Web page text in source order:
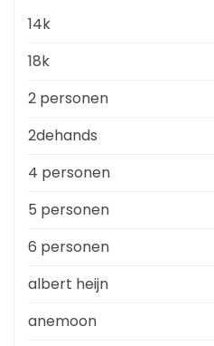
14k
18k
2 personen
2dehands
4 personen
5 personen
6 personen
albert heijn
anemoon